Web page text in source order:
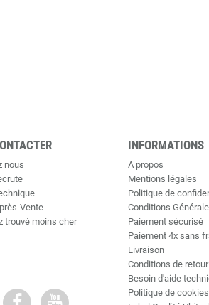
nous
Vente
trouvé moins cher
INFORMATIONS
A propos
Mentions légales
Politique de
Conditions
Paiement sécurisé
Paiement 4x sans
Livraison
Conditions de retour
Besoin d'aide
Politique de cookies